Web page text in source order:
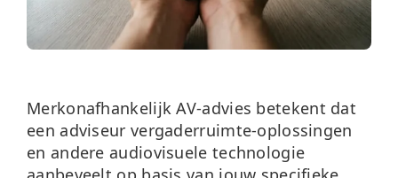
Merkonafhankelijk AV-advies betekent dat
een adviseur vergaderruimte-oplossingen
en andere audiovisuele technologie